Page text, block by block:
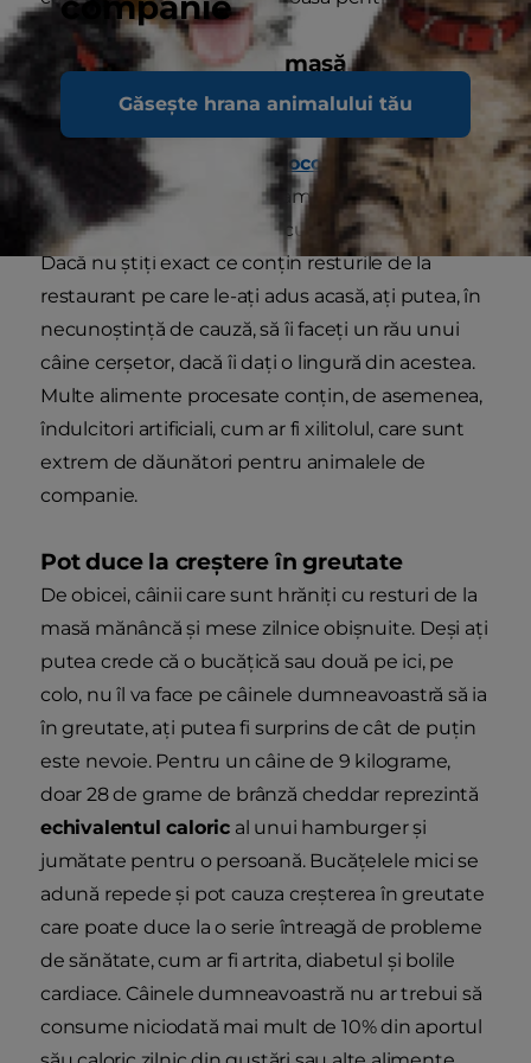
Găsește hrana animalului tău
Unele alimente de la masă sunt toxice
pentru câini
Hrana umană conține adesea ingrediente care
sunt toxice pentru câini.Ciocolata, stafidele,
strugurii, nucile de macadamia, migdalele, ceapa
și usturoiul sunt toate periculoase pentru câini.
Dacă nu știți exact ce conțin resturile de la
restaurant pe care le-ați adus acasă, ați putea, în
necunoștință de cauză, să îi faceți un rău unui
câine cerșetor, dacă îi dați o lingură din acestea.
Multe alimente procesate conțin, de asemenea,
îndulcitori artificiali, cum ar fi xilitolul, care sunt
extrem de dăunători pentru animalele de
companie.
Pot duce la creștere în greutate
De obicei, câinii care sunt hrăniți cu resturi de la
masă mănâncă și mese zilnice obișnuite. Deși ați
putea crede că o bucățică sau două pe ici, pe
colo, nu îl va face pe câinele dumneavoastră să ia
în greutate, ați putea fi surprins de cât de puțin
este nevoie. Pentru un câine de 9 kilograme,
doar 28 de grame de brânză cheddar reprezintă
echivalentul caloric al unui hamburger și
jumătate pentru o persoană. Bucățelele mici se
adună repede și pot cauza creșterea în greutate
care poate duce la o serie întreagă de probleme
de sănătate, cum ar fi artrita, diabetul și bolile
cardiace. Câinele dumneavoastră nu ar trebui să
consume niciodată mai mult de 10% din aportul